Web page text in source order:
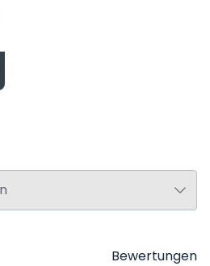
Bewertungen